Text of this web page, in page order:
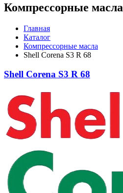
Компрессорные масла
Главная
Каталог
Компрессорные масла
Shell Corena S3 R 68
Shell Corena S3 R 68